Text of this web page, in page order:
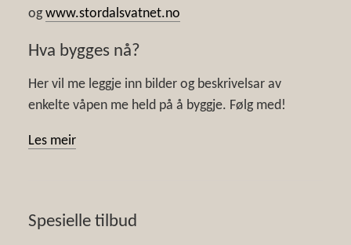
ogwww.stordalsvatnet.no
Hva bygges nå?
Her vil me leggje inn bilder og beskrivelsar av
enkelte våpen me held på å byggje. Følg med!
Les meir
Spesielle tilbud